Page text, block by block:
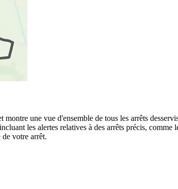
une vue d'ensemble de tous les arrêts
les alertes relatives à des arrêts précis,
votre arrêt.